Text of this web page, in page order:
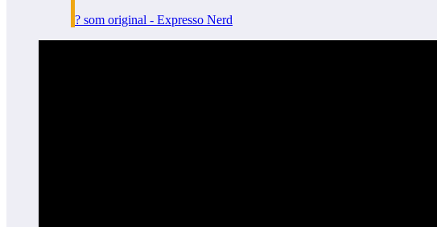
? som original - Expresso Nerd